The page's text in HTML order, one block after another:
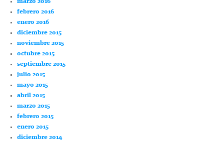
febrero 2016
enero 2016
diciembre 2015
noviembre 2015
octubre 2015
septiembre 2015
julio 2015
mayo 2015
abril 2015
marzo 2015
febrero 2015
enero 2015
diciembre 2014